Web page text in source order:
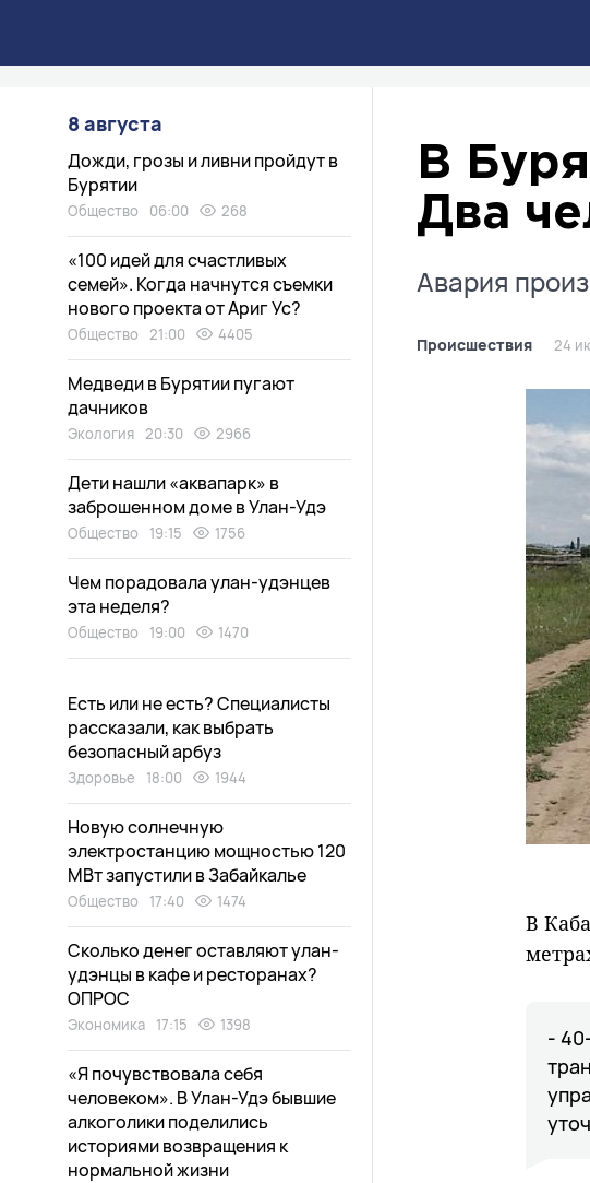
В
Два
Авария
Происшествия 24
В
-
8 августа
Дожди, грозы и ливни пройдут в
Бурятии
Общество 06:00 268
«100 идей для счастливых
семей». Когда начнутся съемки
нового проекта от Ариг Ус?
Общество 21:00 4405
Медведи в Бурятии пугают
дачников
Экология 20:30 2966
Дети нашли «аквапарк» в
заброшенном доме в Улан-Удэ
Общество 19:15 1756
Чем порадовала улан-удэнцев
эта неделя?
Общество 19:00 1470
Есть или не есть? Специалисты
рассказали, как выбрать
безопасный арбуз
Здоровье 18:00 1944
Новую солнечную
электростанцию мощностью 120
МВт запустили в Забайкалье
Общество 17:40 1474
Сколько денег оставляют улан-
удэнцы в кафе и ресторанах?
ОПРОС
Экономика 17:15 1398
«Я почувствовала себя
человеком». В Улан-Удэ бывшие
алкоголики поделились
историями возвращения к
нормальной жизни